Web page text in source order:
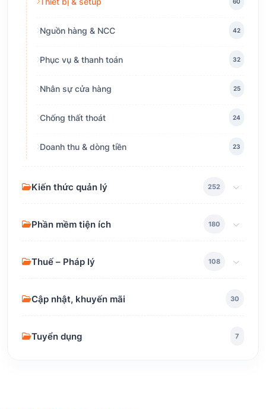
60
Nguồn hàng & NCC 42
Phục vụ & thanh toán 32
Nhân sự cửa hàng 25
Chống thất thoát 24
Doanh thu & dòng tiền 23
Kiến thức quản lý 252
Phần mềm tiện ích 180
Thuế – Pháp lý 108
Cập nhật, khuyến mãi 30
Tuyển dụng 7